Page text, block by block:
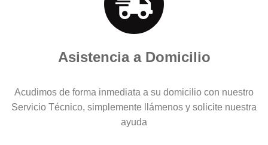
Asistencia a Domicilio
Acudimos de forma inmediata a su domicilio con nuestro
Servicio Técnico, simplemente llámenos y solicite nuestra
ayuda